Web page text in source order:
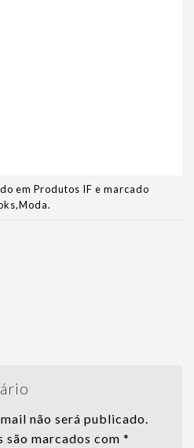
em Produtos IF e marcado
,Moda.
não será publicado.
marcados com *